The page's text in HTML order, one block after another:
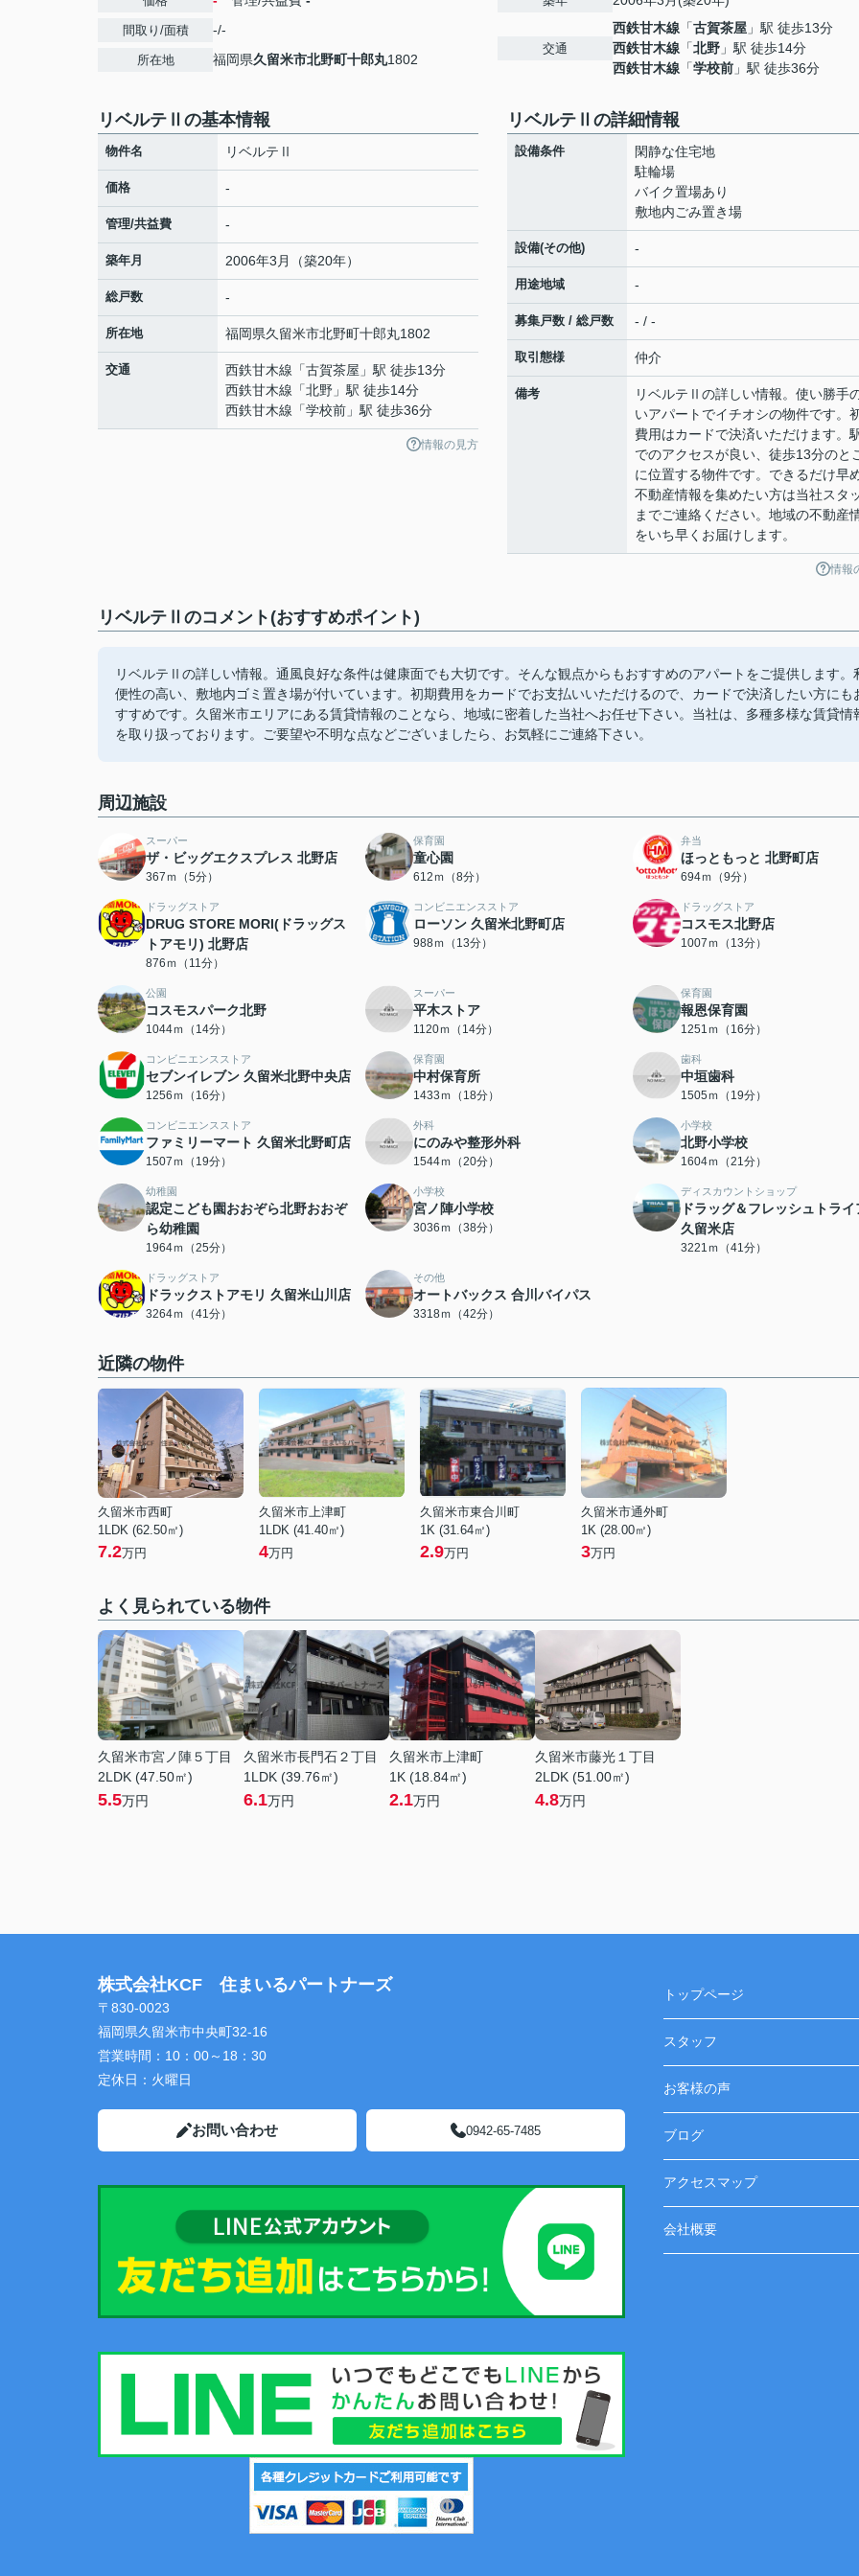
間取り/面積 -/-
所在地 福岡県久留米市北野町十郎丸1802
交通
西鉄甘木線 「古賀茶屋 」駅 徒歩13分
西鉄甘木線 「北野 」駅 徒歩14分
西鉄甘木線 「学校前 」駅 徒歩36分
リベルテⅡの基本情報
物件名 リベルテⅡ
価格 -
管理/共益費 -
築年月 2006年3月（築20年）
総戸数 -
所在地 福岡県久留米市北野町十郎丸1802
交通 西鉄甘木線 「古賀茶屋 」駅 徒歩13分
西鉄甘木線 「北野 」駅 徒歩14分
西鉄甘木線 「学校前 」駅 徒歩36分
情報の見方
リベルテⅡの詳細情報
設備条件
閑静な住宅地
駐輪場
バイク置場あり
敷地内ごみ置き場
設備(その他) -
用途地域 -
募集戸数 / 総戸数 - / -
取引態様 仲介
備考
リベルテⅡの詳しい情報。使い勝手
いアパートでイチオシの物件です。
費用はカードで決済いただけます。
でのアクセスが良い、徒歩13分のと
に位置する物件です。できるだけ早
不動産情報を集めたい方は当社スタ
までご連絡ください。地域の不動産
をいち早くお届けします。
情報
リベルテⅡのコメント(おすすめポイント)
リベルテⅡの詳しい情報。通風良好な条件は健康面でも大切です。そんな観点からもおすすめのアパートをご提供します。
便性の高い、敷地内ゴミ置き場が付いています。初期費用をカードでお支払いいただけるので、カードで決済したい方にも
すすめです。久留米市エリアにある賃貸情報のことなら、地域に密着した当社へお任せ下さい。当社は、多種多様な賃貸情
を取り扱っております。ご要望や不明な点などございましたら、お気軽にご連絡下さい。
周辺施設
スーパー
ザ・ビッグエクスプレス 北野店
367ｍ（5分）
保育園
童心園
612ｍ（8分）
弁当
ほっともっと 北野町店
694ｍ（9分）
ドラッグストア
DRUG STORE MORI(ドラッグス
トアモリ) 北野店
876ｍ（11分）
コンビニエンスストア
ローソン 久留米北野町店
988ｍ（13分）
ドラッグストア
コスモス北野店
1007ｍ（13分）
公園
コスモスパーク北野
1044ｍ（14分）
スーパー
平木ストア
1120ｍ（14分）
保育園
報恩保育園
1251ｍ（16分）
コンビニエンスストア
セブンイレブン 久留米北野中央店
1256ｍ（16分）
保育園
中村保育所
1433ｍ（18分）
歯科
中垣歯科
1505ｍ（19分）
コンビニエンスストア
ファミリーマート 久留米北野町店
1507ｍ（19分）
外科
にのみや整形外科
1544ｍ（20分）
小学校
北野小学校
1604ｍ（21分）
幼稚園
認定こども園おおぞら北野おおぞ
ら幼稚園
1964ｍ（25分）
小学校
宮ノ陣小学校
3036ｍ（38分）
ディスカウントショップ
ドラッグ＆フレッシュトライ
久留米店
3221ｍ（41分）
ドラッグストア
ドラックストアモリ 久留米山川店
3264ｍ（41分）
その他
オートバックス 合川バイパス
3318ｍ（42分）
近隣の物件
久留米市西町
1LDK (62.50㎡)
7.2万円
久留米市上津町
1LDK (41.40㎡)
4万円
久留米市東合川町
1K (31.64㎡)
2.9万円
久留米市通外町
1K (28.00㎡)
3万円
よく見られている物件
久留米市宮ノ陣５丁目
2LDK (47.50㎡)
5.5万円
久留米市長門石２丁目
1LDK (39.76㎡)
6.1万円
久留米市上津町
1K (18.84㎡)
2.1万円
久留米市藤光１丁目
2LDK (51.00㎡)
4.8万円
株式会社KCF 住まいるパートナーズ
〒830-0023
福岡県久留米市中央町32-16
営業時間： 10：00～18：30
定休日： 火曜日
お問い合わせ 0942-65-7485
トップページ
スタッフ
お客様の声
ブログ
アクセスマップ
会社概要